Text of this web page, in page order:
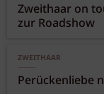
Zweithaar on
zur Roadshow
ZWEITHAAR
Perückenliebe